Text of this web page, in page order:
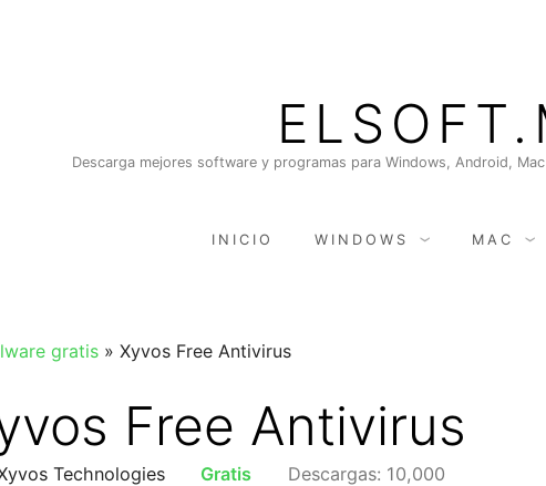
Descarga mejores software y programas para Windows, Android,
INICIO WINDOWS MAC
gratis » Xyvos Free Antivirus
Free Antivirus
Technologies Gratis Descargas: 10,000